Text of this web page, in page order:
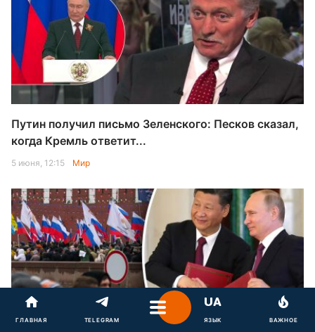
Путин получил письмо Зеленского: Песков сказал,
когда Кремль ответит...
5 июня, 12:15 Мир
ГЛАВНАЯ TELEGRAM ЯЗЫК ВАЖНОЕ